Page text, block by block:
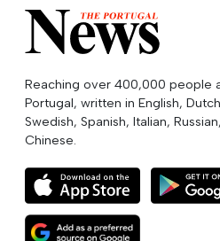
Reaching over 400,000 people
Portugal, written in English,
Swedish, Spanish, Italian,
Chinese.